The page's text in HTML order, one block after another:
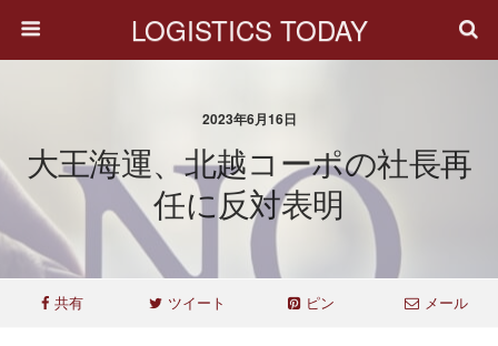
LOGISTICS TODAY
2023年6月16日
大王海運、北越コーポの社長再
任に反対表明
共有 ツイート ピン メール